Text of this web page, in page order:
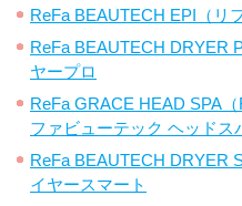
ReFa BEAUTECH EPI（リ
ReFa BEAUTECH DRYER
ヤープロ
ReFa GRACE HEAD SPA
ファビューテック ヘッドス
ReFa BEAUTECH DRYER
イヤースマート